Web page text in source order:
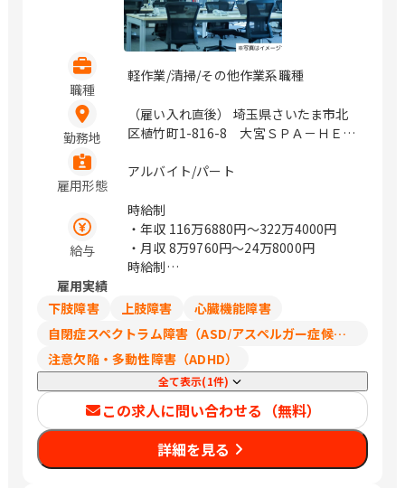
職種
軽作業/清掃/その他作業系職種
勤務地
（雇い入れ直後） 埼玉県さいたま市北
区植竹町1-816-8 大宮ＳＰＡ－ＨＥＲ
ートグレイス ウエディングコースト 東
レース大聖堂 京都府京都市左京区吉田
河原町14-5 京都 アートグレイス ウエ
ディングヒルズ 大阪府大阪市住之江区
南港北2-8-1 大阪 アートグレイス ウエ
町1-1-18 心斎橋 セントグレースヴィ
レードセンター前、本町
雇用形態
アルバイト/パート
給与
時給制
・年収 116万6880円〜322万4000円
・月収 8万9760円〜24万8000円
時給制
月給
89,760円～248,000円
想定年収は、京都府の最低時給(1,122
円)×週20h×52週~最高時給(1,550
円)×週40h×52週で算出しておりま
す。
埼玉県：1,141円～
東京都：1,226円～
雇用実績
下肢障害
上肢障害
心臓機能障害
自閉症スペクトラム障害（ASD/アスペルガー症候群/広汎性発達障害）
注意欠陥・多動性障害（ADHD）
全て表示(1件)
この求人に問い合わせる（無料）
詳細を見る